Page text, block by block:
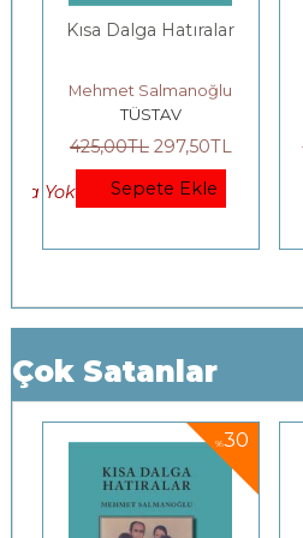
Etkili İnsanların 7
Stephen R. Covey
Varlık Yayınları
600,00TL 450,00TL
Sepete Ekle
Çok Satanlar
30